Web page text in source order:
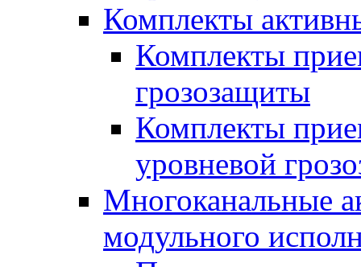
Комплекты
Комплекты
грозозащиты
Комплекты
уровневой
Многоканальные
модульного